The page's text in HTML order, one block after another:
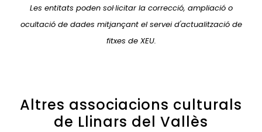
Les entitats poden sol·licitar la correcció, ampliació o
ocultació de dades mitjançant el servei d'actualització de
fitxes de XEU.
Altres associacions culturals
de Llinars del Vallès